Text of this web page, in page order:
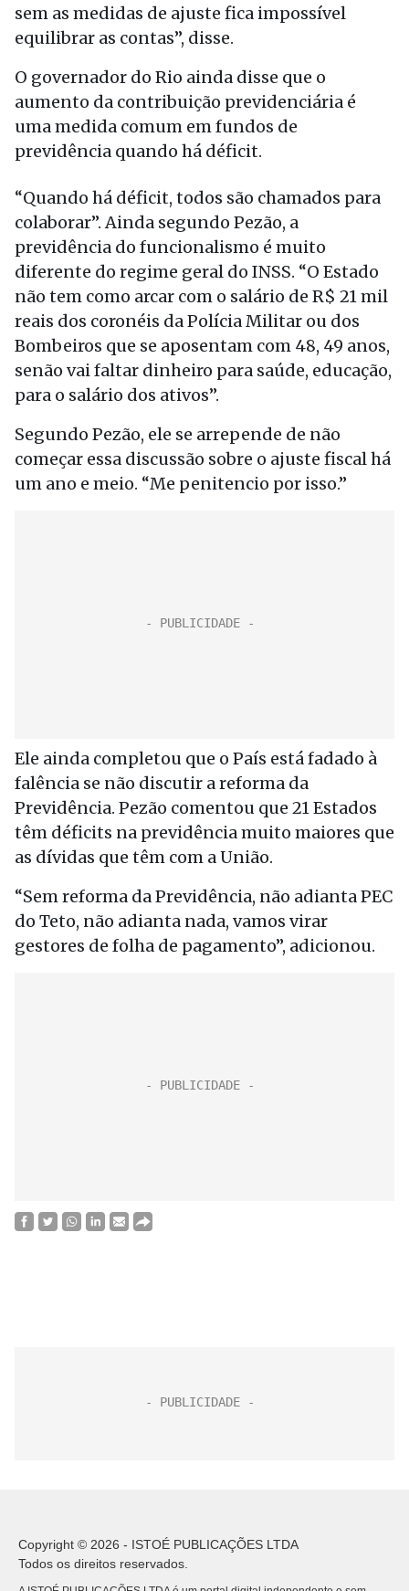
sem as medidas de ajuste fica impossível
equilibrar as contas”, disse.
O governador do Rio ainda disse que o
aumento da contribuição previdenciária é
uma medida comum em fundos de
previdência quando há déficit.
“Quando há déficit, todos são chamados para
colaborar”. Ainda segundo Pezão, a
previdência do funcionalismo é muito
diferente do regime geral do INSS. “O Estado
não tem como arcar com o salário de R$ 21 mil
reais dos coronéis da Polícia Militar ou dos
Bombeiros que se aposentam com 48, 49 anos,
senão vai faltar dinheiro para saúde, educação,
para o salário dos ativos”.
Segundo Pezão, ele se arrepende de não
começar essa discussão sobre o ajuste fiscal há
um ano e meio. “Me penitencio por isso.”
Ele ainda completou que o País está fadado à
falência se não discutir a reforma da
Previdência. Pezão comentou que 21 Estados
têm déficits na previdência muito maiores que
as dívidas que têm com a União.
“Sem reforma da Previdência, não adianta PEC
do Teto, não adianta nada, vamos virar
gestores de folha de pagamento”, adicionou.
Copyright © 2026 - ISTOÉ PUBLICAÇÕES LTDA
Todos os direitos reservados.